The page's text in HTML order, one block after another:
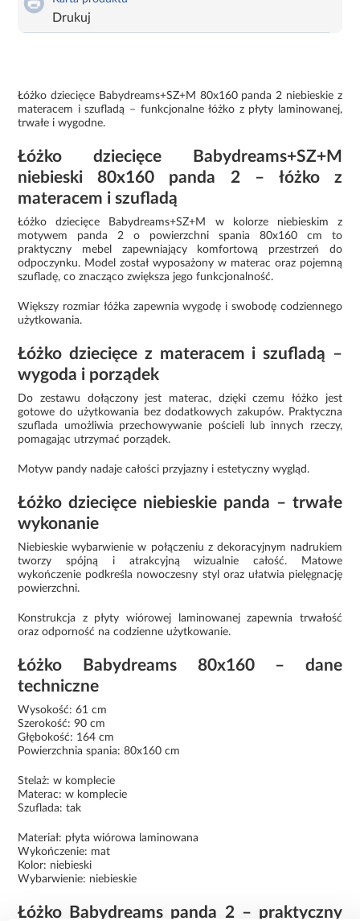
Drukuj
Łóżko dziecięce Babydreams+SZ+M 80x160 panda 2 niebieskie z
materacem i szufladą – funkcjonalne łóżko z płyty laminowanej,
trwałe i wygodne.
Łóżko dziecięce Babydreams+SZ+M
niebieski 80x160 panda 2 – łóżko z
materacem i szufladą
Łóżko dziecięce Babydreams+SZ+M w kolorze niebieskim z
motywem panda 2 o powierzchni spania 80x160 cm to
praktyczny mebel zapewniający komfortową przestrzeń do
odpoczynku. Model został wyposażony w materac oraz pojemną
szufladę, co znacząco zwiększa jego funkcjonalność.
Większy rozmiar łóżka zapewnia wygodę i swobodę codziennego
użytkowania.
Łóżko dziecięce z materacem i szufladą –
wygoda i porządek
Do zestawu dołączony jest materac, dzięki czemu łóżko jest
gotowe do użytkowania bez dodatkowych zakupów. Praktyczna
szuflada umożliwia przechowywanie pościeli lub innych rzeczy,
pomagając utrzymać porządek.
Motyw pandy nadaje całości przyjazny i estetyczny wygląd.
Łóżko dziecięce niebieskie panda – trwałe
wykonanie
Niebieskie wybarwienie w połączeniu z dekoracyjnym nadrukiem
tworzy spójną i atrakcyjną wizualnie całość. Matowe
wykończenie podkreśla nowoczesny styl oraz ułatwia pielęgnację
powierzchni.
Konstrukcja z płyty wiórowej laminowanej zapewnia trwałość
oraz odporność na codzienne użytkowanie.
Łóżko Babydreams 80x160 – dane
techniczne
Wysokość: 61 cm
Szerokość: 90 cm
Głębokość: 164 cm
Powierzchnia spania: 80x160 cm
Stelaż: w komplecie
Materac: w komplecie
Szuflada: tak
Materiał: płyta wiórowa laminowana
Wykończenie: mat
Kolor: niebieski
Wybarwienie: niebieskie
Łóżko Babydreams panda 2 – praktyczny